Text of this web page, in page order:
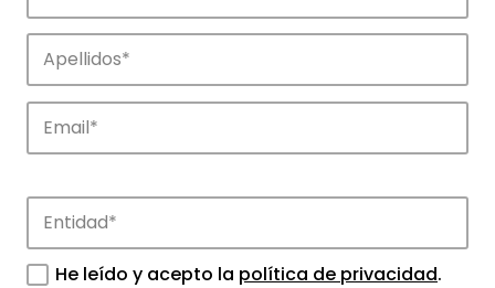
Empresas
Descubre las empresas que impulsan la
innovación en los parques de APTE.
BIGDA SOLUTIONS, S.L.
He leído y acepto la política de privacidad.